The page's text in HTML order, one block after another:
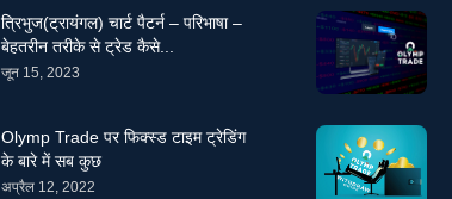
त्रिभुज(ट्रायंगल) चार्ट पैटर्न – परिभाषा –
बेहतरीन तरीके से ट्रेड कैसे...
जून 15, 2023
Olymp Trade पर फिक्स्ड टाइम ट्रेडिंग
के बारे में सब कुछ
अप्रैल 12, 2022